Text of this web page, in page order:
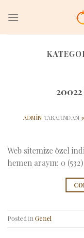
atla
ADMIN TARAFINDAN
Web sitemize özel
hemen arayın: 0 (532)
Posted in Genel